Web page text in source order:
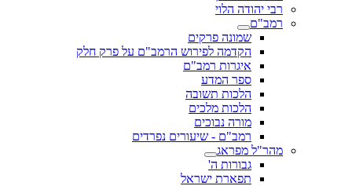
רבי יהודה הלוי
רמב"ם
שמונה פרקים
הקדמה לפירוש הרמב"ם על פרק חלק
איגרות רמב"ם
ספר המדע
הלכות תשובה
הלכות מלכים
מורה נבוכים
רמב"ם - שיעורים נפרדים
מהר"ל מפראג
גבורות ה'
תפארת ישראל